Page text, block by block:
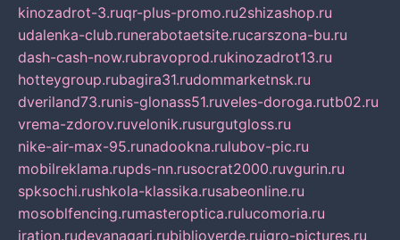
kinozadrot-3.ruqr-plus-promo.ru2shizashop.ru
udalenka-club.runerabotaetsite.rucarszona-bu.ru
dash-cash-now.rubravoprod.rukinozadrot13.ru
hotteygroup.rubagira31.rudommarketnsk.ru
dveriland73.runis-glonass51.ruveles-doroga.rutb02.ru
vrema-zdorov.ruvelonik.rusurgutgloss.ru
nike-air-max-95.runadookna.rulubov-pic.ru
mobilreklama.rupds-nn.rusocrat2000.ruvgurin.ru
spksochi.rushkola-klassika.rusabeonline.ru
mosoblfencing.rumasteroptica.rulucomoria.ru
iration.rudevanagari.rubiblioverde.ruigro-pictures.ru